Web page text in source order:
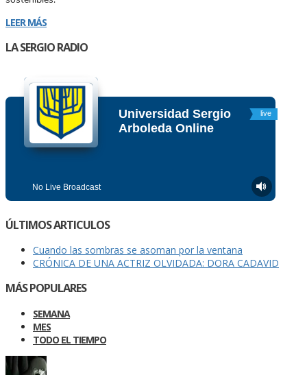
LEER MÁS
LA SERGIO RADIO
ÚLTIMOS ARTICULOS
Cuando las sombras se asoman por la ventana
CRÓNICA DE UNA ACTRIZ OLVIDADA: DORA CADAVID
MÁS POPULARES
SEMANA
MES
TODO EL TIEMPO